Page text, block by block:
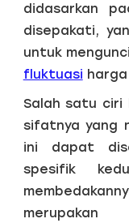
didasarkan
disepakati,
untuk
fluktuasi
Salah satu
sifatnya yang
ini dapat
spesifik